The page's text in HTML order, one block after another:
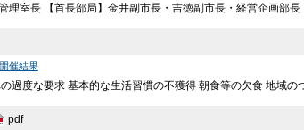
理室長 【首長部局】金井副市長・吉徳副市長・経営企画部
催結果
過度な要求 基本的な生活習慣の不獲得 朝食等の欠食 地域
pdf